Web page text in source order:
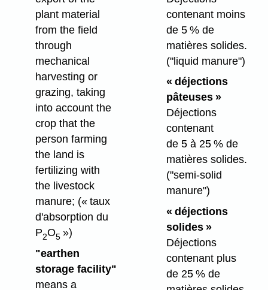
plant material
from the field
through
mechanical
harvesting or
grazing, taking
into account the
crop that the
person farming
the land is
fertilizing with
the livestock
manure; (« taux
d'absorption du
P2O5 »)
"earthen
storage facility"
means a
contenant moins
de 5 % de
matières solides.
("liquid manure")
« déjections
pâteuses »
Déjections
contenant
de 5 à 25 % de
matières solides.
("semi-solid
manure")
« déjections
solides »
Déjections
contenant plus
de 25 % de